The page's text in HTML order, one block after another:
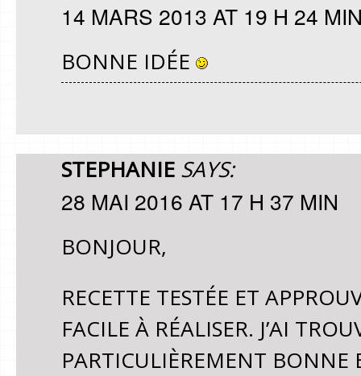
14 MARS 2013 AT 19 H 24
BONNE IDÉE
STEPHANIE SAYS:
28 MAI 2016 AT 17 H 37 MIN
BONJOUR,
RECETTE TESTÉE ET
FACILE À RÉALISER. J’AI
PARTICULIÈREMENT BONNE